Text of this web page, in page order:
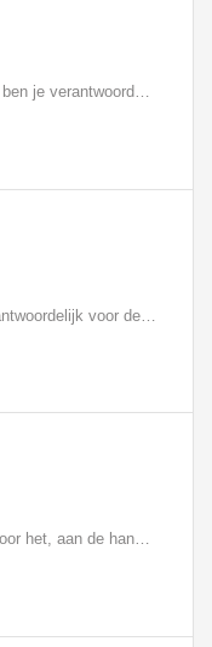
In de functie van zelfstandig uitvoerder ben je verantwoordelijk voor de technisch goede uitvoering van projecten conform bestek en tekeningen en de geldende voorschriften. Je bewaakt de voortgang, de kwaliteit, en de veiligheid van de projecten. Je stuurt uitvoerend personeel aan op de bouwplaats (zowel eigen personeel als personeel van onderaannemers). Naast de coördinerende en organisatorische taken, zoals onder andere het afroepen van materialen en materieel, heb je ook administratieve taken.
Als calculator ben je verantwoordelijk voor het, aan de hand van bestek, tekeningen en andere gegevens, maken van kostprijsberekeningen. Je vraagt onder meer offertes aan en verwerkt deze, stelt financiële ramingen en bouwtijdschema’s op en stelt bouwkosten vast. Tevens draag je mogelijke alternatieven aan en werkt deze verder uit. Tot slot krijg je binnen je functie voldoende mogelijkheden om je kennis en vaardigheden uit te breiden en up-to-date te houden door middel van cursussen en opleidingen.